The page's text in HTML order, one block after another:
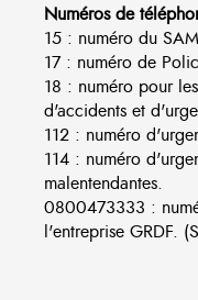
Numéros de
15 : numéro du
17 : numéro de
18 : numéro pour
d'accidents et
112 : numéro
114 : numéro
malentendantes.
0800473333 :
l'entreprise GRDF.